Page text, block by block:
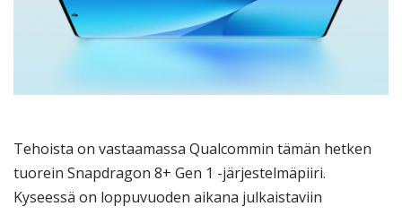
Tehoista on vastaamassa Qualcommin tämän hetken
tuorein Snapdragon 8+ Gen 1 -järjestelmäpiiri.
Kyseessä on loppuvuoden aikana julkaistaviin